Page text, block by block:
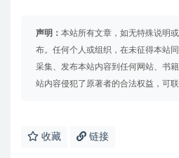
声明： 本站所有文章，如无特殊说明
布。任何个人或组织，在未征得本站
采集、发布本站内容到任何网站、书
站内容侵犯了原著者的合法权益，可联
收藏 链接